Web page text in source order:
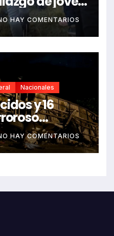
HAY COMENTARIOS
Nacionales
y 16
Chancas
vivienda
HAY COMENTARIOS